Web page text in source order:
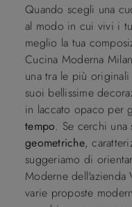
Quando scegli una
al modo in cui vivi i
meglio la tua
Cucina Moderna
una tra le più
suoi bellissime
in laccato opaco per
tempo. Se cerchi una
geometriche,
suggeriamo di
Moderne dell'azienda
varie proposte